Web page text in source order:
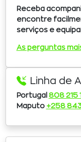
Receba
encontre
serviços e
As perguntas
Linha de
Portugal 808 215
Maputo +258 843